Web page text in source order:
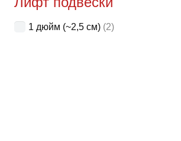
1 дюйм (~2,5 см) (2)